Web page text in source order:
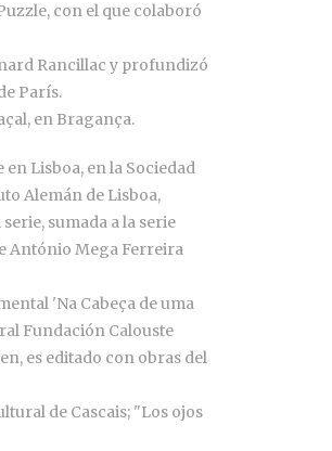
con el que colaboró
Rancillac y profundizó
París.
en Bragança.
Lisboa, en la Sociedad
Alemán de Lisboa,
sumada a la serie
António Mega Ferreira
'Na Cabeça de uma
Fundación Calouste
es editado con obras del
de Cascais; "Los ojos